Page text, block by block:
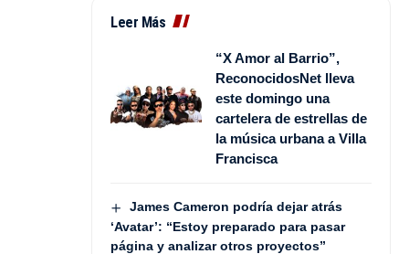
Leer Más
“X Amor al Barrio”,
ReconocidosNet lleva
este domingo una
cartelera de estrellas de
la música urbana a Villa
Francisca
James Cameron podría dejar atrás
‘Avatar’: “Estoy preparado para pasar
página y analizar otros proyectos”